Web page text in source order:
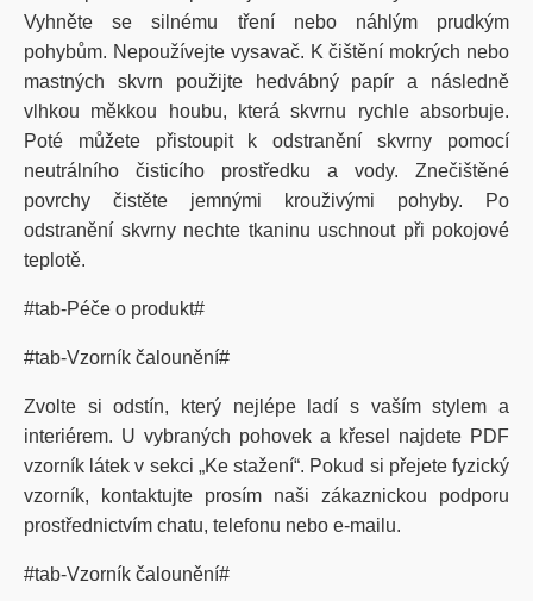
Vyhněte se silnému tření nebo náhlým prudkým
pohybům. Nepoužívejte vysavač. K čištění mokrých nebo
mastných skvrn použijte hedvábný papír a následně
vlhkou měkkou houbu, která skvrnu rychle absorbuje.
Poté můžete přistoupit k odstranění skvrny pomocí
neutrálního čisticího prostředku a vody. Znečištěné
povrchy čistěte jemnými krouživými pohyby. Po
odstranění skvrny nechte tkaninu uschnout při pokojové
teplotě.
#tab-Péče o produkt#
#tab-Vzorník čalounění#
Zvolte si odstín, který nejlépe ladí s vaším stylem a
interiérem. U vybraných pohovek a křesel najdete PDF
vzorník látek v sekci „Ke stažení“. Pokud si přejete fyzický
vzorník, kontaktujte prosím naši zákaznickou podporu
prostřednictvím chatu, telefonu nebo e-mailu.
#tab-Vzorník čalounění#